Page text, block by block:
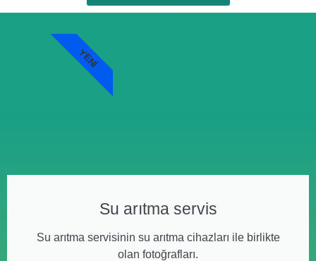
Su arıtma servis
Su arıtma servisinin su arıtma cihazları ile birlikte
olan fotoğrafları.
YENI